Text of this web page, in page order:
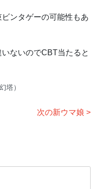
ンタゲーの可能性もあ
ないのでCBT当たると
塔）
次の新ウマ娘